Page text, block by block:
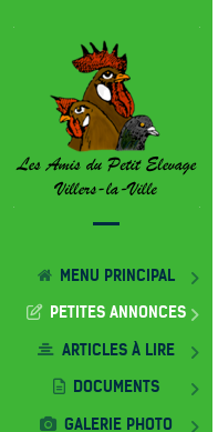
MENU PRINCIPAL
PETITES ANNONCES
ARTICLES À LIRE
DOCUMENTS
GALERIE PHOTO